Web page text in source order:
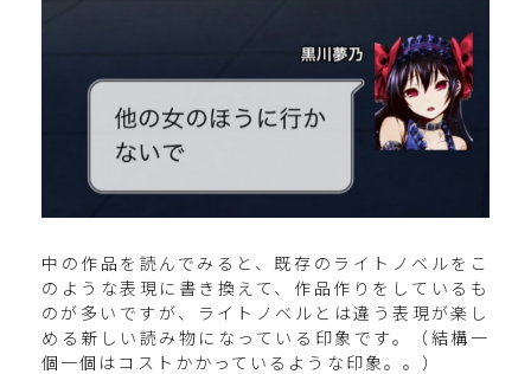
中の作品を読んでみると、既存のライトノベルをこ
のような表現に書き換えて、作品作りをしているも
のが多いですが、ライトノベルとは違う表現が楽し
める新しい読み物になっている印象です。（結構一
個一個はコストかかっているような印象。。）